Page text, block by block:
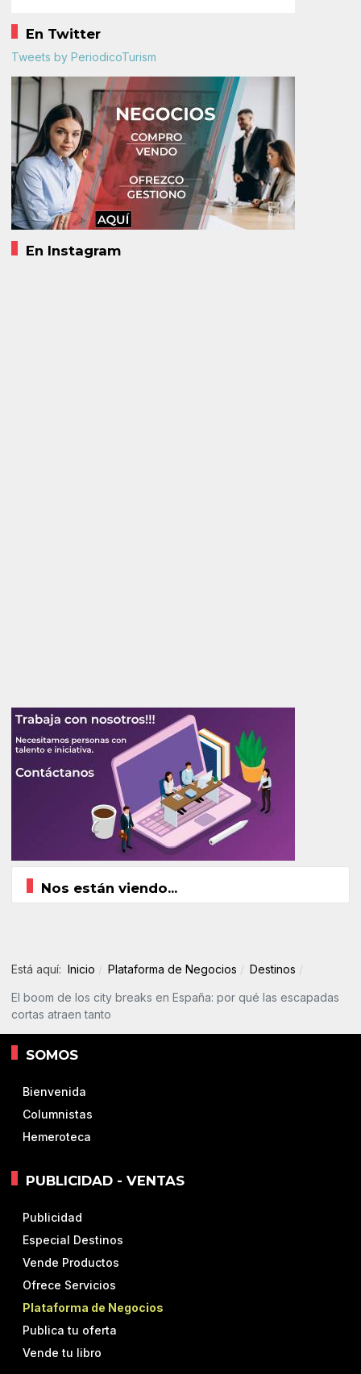
En Twitter
Tweets by PeriodicoTurism
En Instagram
Nos están viendo...
Está aquí: Inicio Plataforma de Negocios Destinos
El boom de los city breaks en España: por qué las escapadas
cortas atraen tanto
SOMOS
Bienvenida
Columnistas
Hemeroteca
PUBLICIDAD - VENTAS
Publicidad
Especial Destinos
Vende Productos
Ofrece Servicios
Plataforma de Negocios
Publica tu oferta
Vende tu libro